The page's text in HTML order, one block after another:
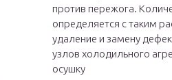
против пережога.
определяется с таким
удаление и замену
узлов холодильного
осушку